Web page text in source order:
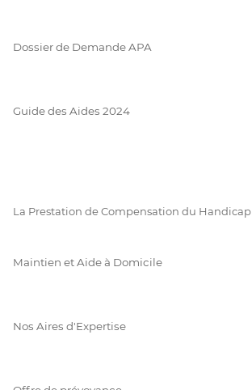
Dossier de Demande APA
Guide des Aides 2024
La Prestation de Compensation du Handicap
Maintien et Aide à Domicile
Nos Aires d'Expertise